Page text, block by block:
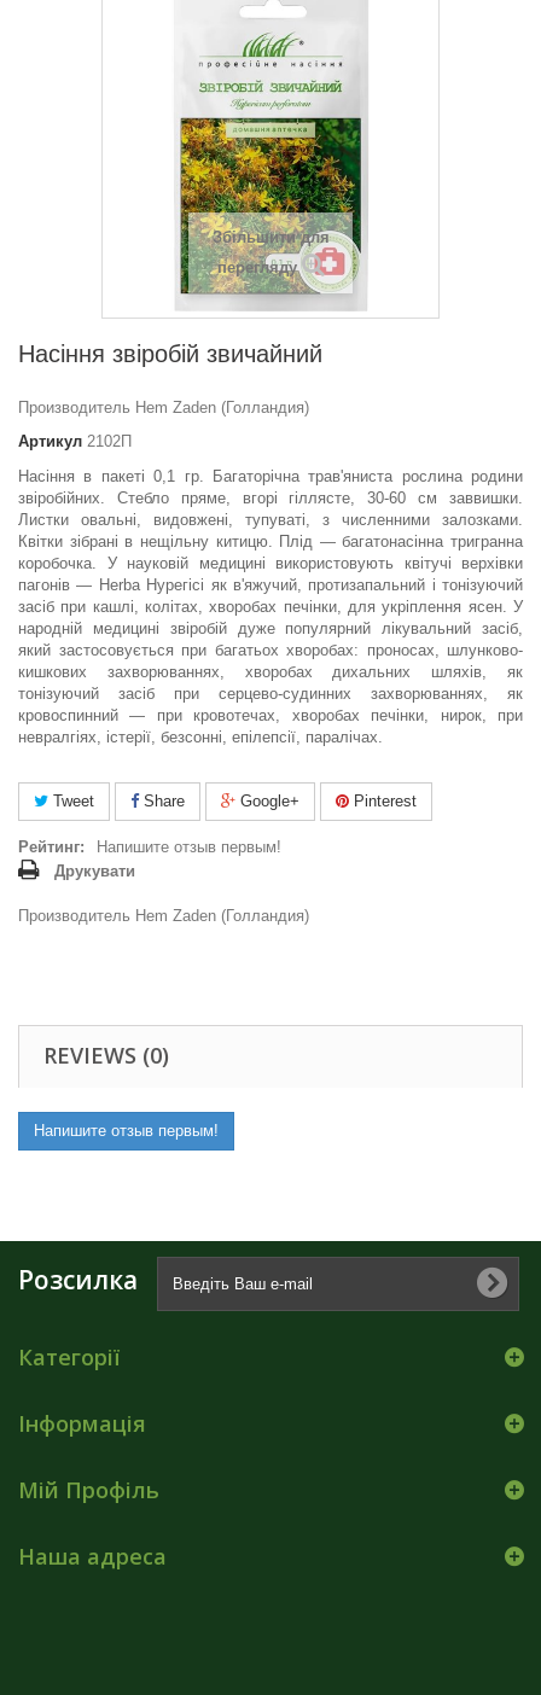
Збільшити для
перегляду
Насіння звіробій звичайний
Производитель Hem Zaden (Голландия)
Артикул 2102П
Насіння в пакеті 0,1 гр. Багаторічна трав'яниста рослина родини
звіробійних. Стебло пряме, вгорі гіллясте, 30-60 см заввишки.
Листки овальні, видовжені, тупуваті, з численними залозками.
Квітки зібрані в нещільну китицю. Плід — багатонасінна тригранна
коробочка. У науковій медицині використовують квітучі верхівки
пагонів — Herba Нурегісі як в'яжучий, протизапальний і тонізуючий
засіб при кашлі, колітах, хворобах печінки, для укріплення ясен. У
народній медицині звіробій дуже популярний лікувальний засіб,
який застосовується при багатьох хворобах: проносах, шлунково-
кишкових захворюваннях, хворобах дихальних шляхів, як
тонізуючий засіб при серцево-судинних захворюваннях, як
кровоспинний — при кровотечах, хворобах печінки, нирок, при
невралгіях, істерії, безсонні, епілепсії, паралічах.
Tweet Share Google+ Pinterest
Рейтинг:
Напишите отзыв первым!
Друкувати
Производитель Hem Zaden (Голландия)
REVIEWS (0)
Напишите отзыв первым!
Розсилка
Категорії
Інформація
Мій Профіль
Наша адреса